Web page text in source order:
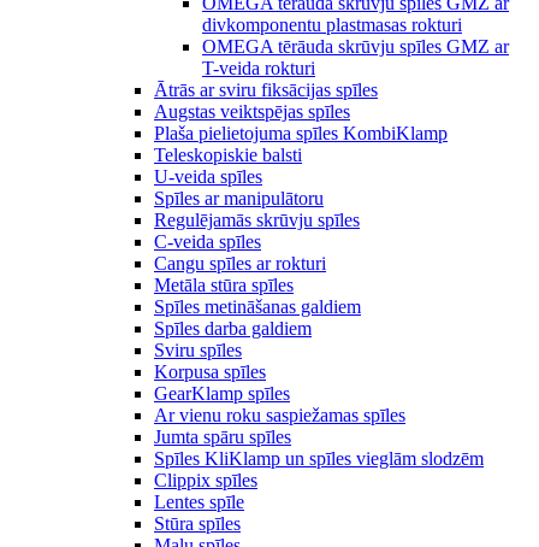
divkomponentu plastmasas rokturi
OMEGA tērāuda skrūvju spīles GMZ ar
T-veida rokturi
Ātrās ar sviru fiksācijas spīles
Augstas veiktspējas spīles
Plaša pielietojuma spīles KombiKlamp
Teleskopiskie balsti
U-veida spīles
Spīles ar manipulātoru
Regulējamās skrūvju spīles
C-veida spīles
Cangu spīles ar rokturi
Metāla stūra spīles
Spīles metināšanas galdiem
Spīles darba galdiem
Sviru spīles
Korpusa spīles
GearKlamp spīles
Ar vienu roku saspiežamas spīles
Jumta spāru spīles
Spīles KliKlamp un spīles vieglām slodzēm
Clippix spīles
Lentes spīle
Stūra spīles